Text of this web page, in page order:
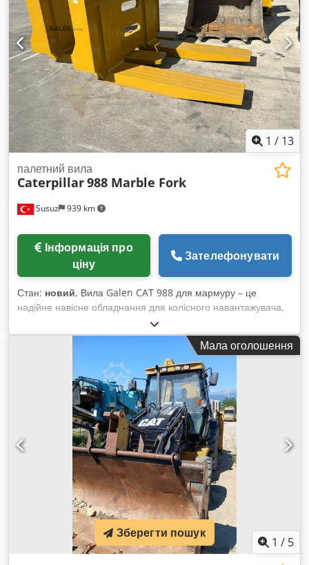
1 / 13
Susuz 939 km
палетний вила
Caterpillar988 Marble Fork
ціну
Зателефонувати
Стан: новий, Вила Galen CAT 988 для мармуру – це
надійне навісне обладнання для колісного навантажувача,
розроблене для безпечного та ефективного переміщення
блоків мармуру. Воно має посилену сталеву конструкцію,
адаптовано під конкретну модель машини,
характеризується високою вантажопідйомністю та надійною
роботою у складних умовах кар’єрів і підприємств з обробки
каменю. Для отримання детальної інформації та уточнення
цін, будь ласка, зверніться до нас. Dedpfszlbmmsx Acqeck
Мала оголошення
1 / 5
Зберегти пошук